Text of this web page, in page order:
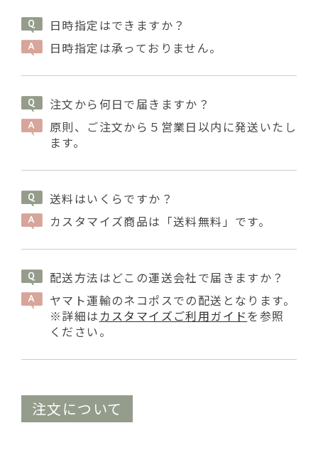
日時指定はできますか？
日時指定は承っておりません。
注文から何日で届きますか？
原則、ご注文から５営業日以内に発送いたし
ます。
送料はいくらですか？
カスタマイズ商品は「送料無料」です。
配送方法はどこの運送会社で届きますか？
ヤマト運輸のネコポスでの配送となります。
※詳細は カスタマイズご利用ガイド を参照
ください。
注文について